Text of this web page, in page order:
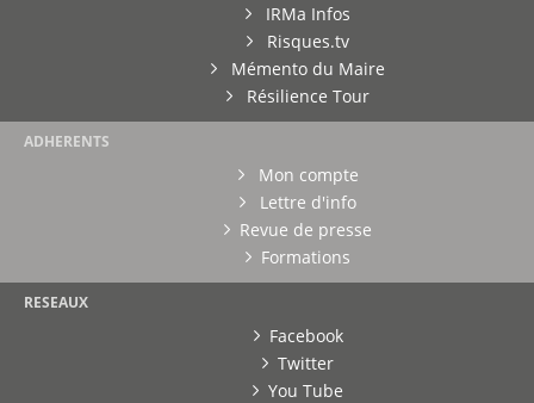
IRMa Infos
Risques.tv
Mémento du Maire
Résilience Tour
ADHERENTS
Mon compte
Lettre d'info
Revue de presse
Formations
RESEAUX
Facebook
Twitter
You Tube